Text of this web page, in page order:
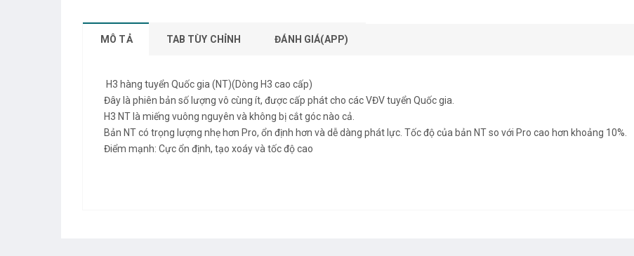
MÔ TẢ TAB TÙY CHỈNH ĐÁNH GIÁ(APP)
H3 hàng tuyển Quốc gia (NT)(Dòng H3 cao cấp)
Đây là phiên bản số lượng vô cùng ít, được cấp phát cho các VĐV tuyển Quốc gia.
H3 NT là miếng vuông nguyên và không bị cắt góc nào cả.
Bản NT có trọng lượng nhẹ hơn Pro, ổn định hơn và dễ dàng phát lực. Tốc độ của bản NT so với Pro cao hơn khoảng 10%.
Điểm mạnh: Cực ổn định, tạo xoáy và tốc độ cao